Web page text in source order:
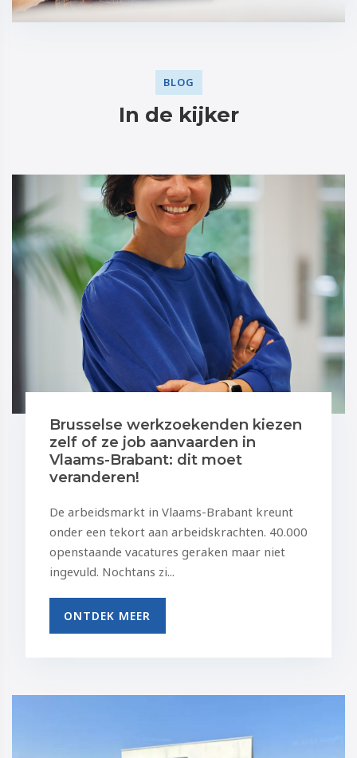
BLOG
In de kijker
Brusselse werkzoekenden kiezen
zelf of ze job aanvaarden in
Vlaams-Brabant: dit moet
veranderen!
De arbeidsmarkt in Vlaams-Brabant kreunt
onder een tekort aan arbeidskrachten. 40.000
openstaande vacatures geraken maar niet
ingevuld. Nochtans zi...
ONTDEK MEER